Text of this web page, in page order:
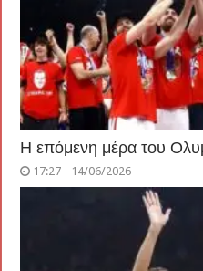
Η επόμενη μέρα του
17:27 - 14/06/2026